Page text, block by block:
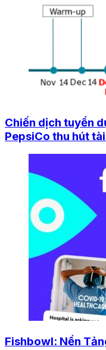
Chiến dịch tuyển
PepsiCo thu hút
Fishbowl: Nền